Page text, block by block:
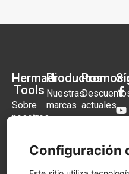
Hermadi
Tools
Sobre
nosotros
Frecuentes
Tienda
Productos
Nuestras
marcas
Festool
Herramientas
actuales
Festool
Configuración